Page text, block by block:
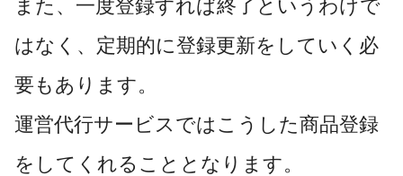
また、一度登録すれば終了というわけで
はなく、定期的に登録更新をしていく必
要もあります。
運営代行サービスではこうした商品登録
をしてくれることとなります。